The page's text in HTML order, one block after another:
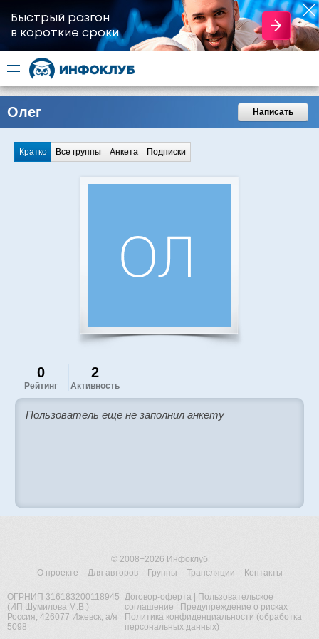
Быстрый разгон
​в короткие сроки
Олег Написать
Кратко Все группы Анкета Подписки
0
Рейтинг
2
Активность
Пользователь еще не заполнил анкету
© 2008−2026 Инфоклуб
О проекте
Для авторов Группы Трансляции Контакты
ОГРНИП 316183200118945
(ИП Шумилова М.В.)
Россия, 426077 Ижевск, а/я
5098
Договор-оферта|
Пользовательское
соглашение
Предупреждение о рисках
Политика конфиденциальности (обработка
персональных данных)